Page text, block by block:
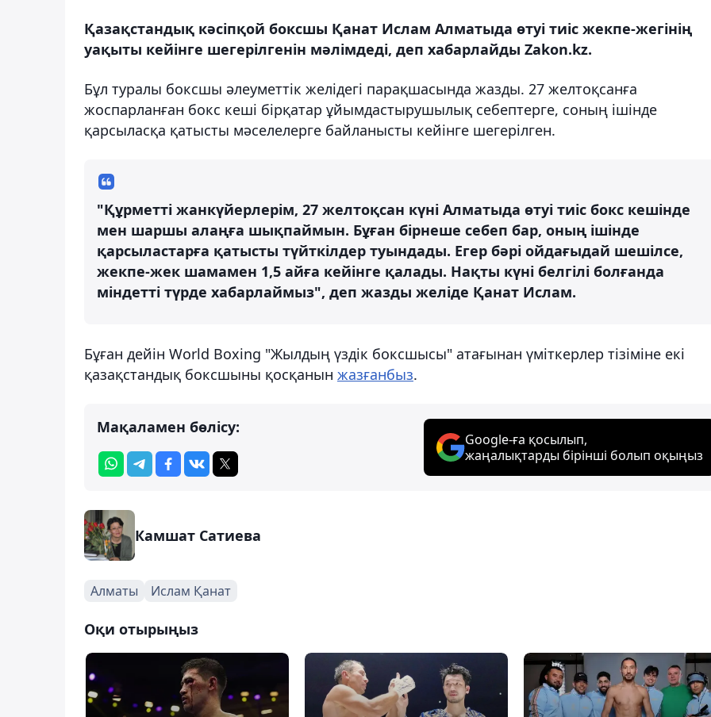
Қазақстандық кәсіпқой боксшы Қанат Ислам Алматыда өтуі тиіс жекпе-жегінің
уақыты кейінге шегерілгенін мәлімдеді, деп хабарлайды Zakon.kz.
Бұл туралы боксшы әлеуметтік желідегі парақшасында жазды. 27 желтоқсанға
жоспарланған бокс кеші бірқатар ұйымдастырушылық себептерге, соның ішінде
қарсыласқа қатысты мәселелерге байланысты кейінге шегерілген.
"Құрметті жанкүйерлерім, 27 желтоқсан күні Алматыда өтуі тиіс бокс кешінде
мен шаршы алаңға шықпаймын. Бұған бірнеше себеп бар, оның ішінде
қарсыластарға қатысты түйткілдер туындады. Егер бәрі ойдағыдай шешілсе,
жекпе-жек шамамен 1,5 айға кейінге қалады. Нақты күні белгілі болғанда
міндетті түрде хабарлаймыз", деп жазды желіде Қанат Ислам.
Бұған дейін World Boxing "Жылдың үздік боксшысы" атағынан үміткерлер тізіміне екі
қазақстандық боксшыны қосқанын жазғанбыз.
Мақаламен бөлісу:
Google-ға қосылып,
жаңалықтарды бірінші болып оқыңыз
Камшат Сатиева
Алматы Ислам Қанат
Оқи отырыңыз